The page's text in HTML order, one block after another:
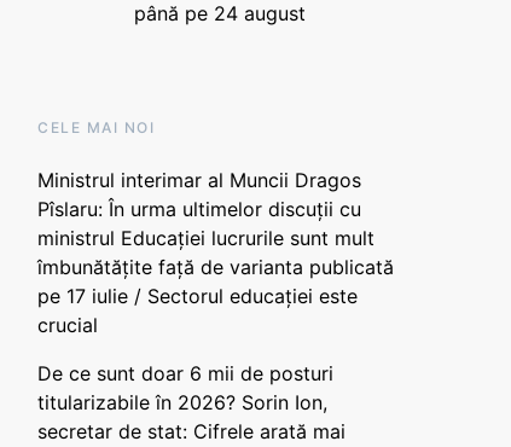
până pe 24 august
CELE MAI NOI
Ministrul interimar al Muncii Dragos
Pîslaru: În urma ultimelor discuții cu
ministrul Educației lucrurile sunt mult
îmbunătățite față de varianta publicată
pe 17 iulie / Sectorul educației este
crucial
De ce sunt doar 6 mii de posturi
titularizabile în 2026? Sorin Ion,
secretar de stat: Cifrele arată mai